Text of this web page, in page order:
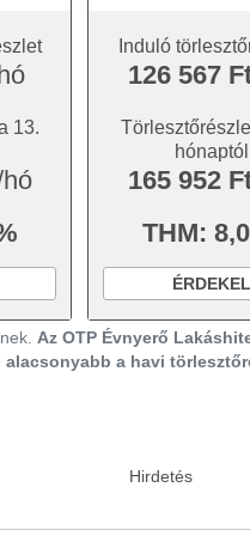
13.
Induló
126 567
hónaptól
165 952
THM:
ÉRDEKEL
Az OTP Évnyerő
a havi